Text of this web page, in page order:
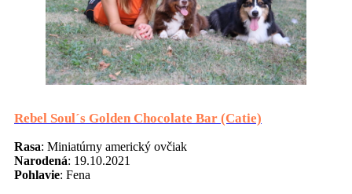
Rebel Soul´s Golden Chocolate Bar (Catie)
Rasa: Miniatúrny americký ovčiak
Narodená: 19.10.2021
Pohlavie: Fena